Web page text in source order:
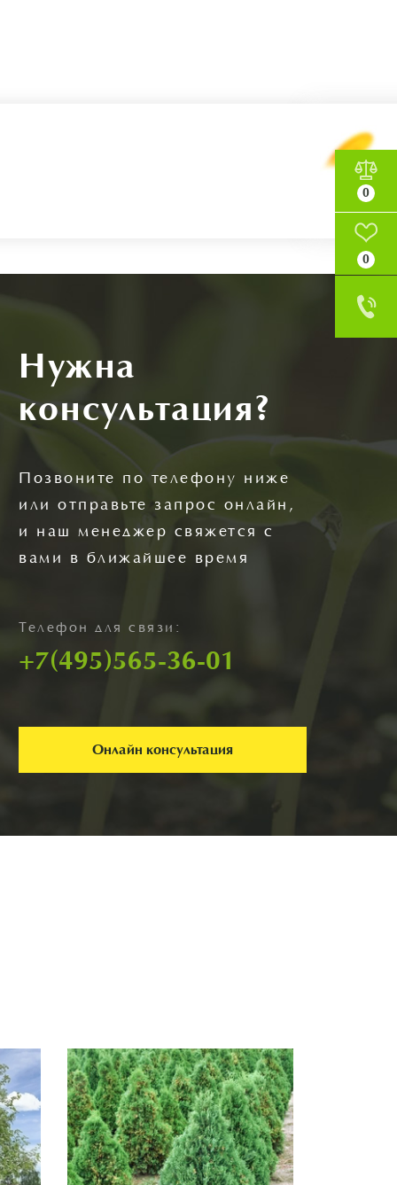
0
0
Нужна
консультация?
Позвоните по телефону ниже
или отправьте запрос онлайн,
и наш менеджер свяжется с
вами в ближайшее время
Телефон для связи:
+7(495)565-36-01
Онлайн консультация